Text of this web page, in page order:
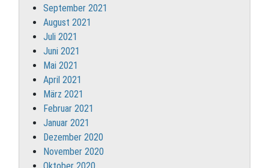
September 2021
August 2021
Juli 2021
Juni 2021
Mai 2021
April 2021
März 2021
Februar 2021
Januar 2021
Dezember 2020
November 2020